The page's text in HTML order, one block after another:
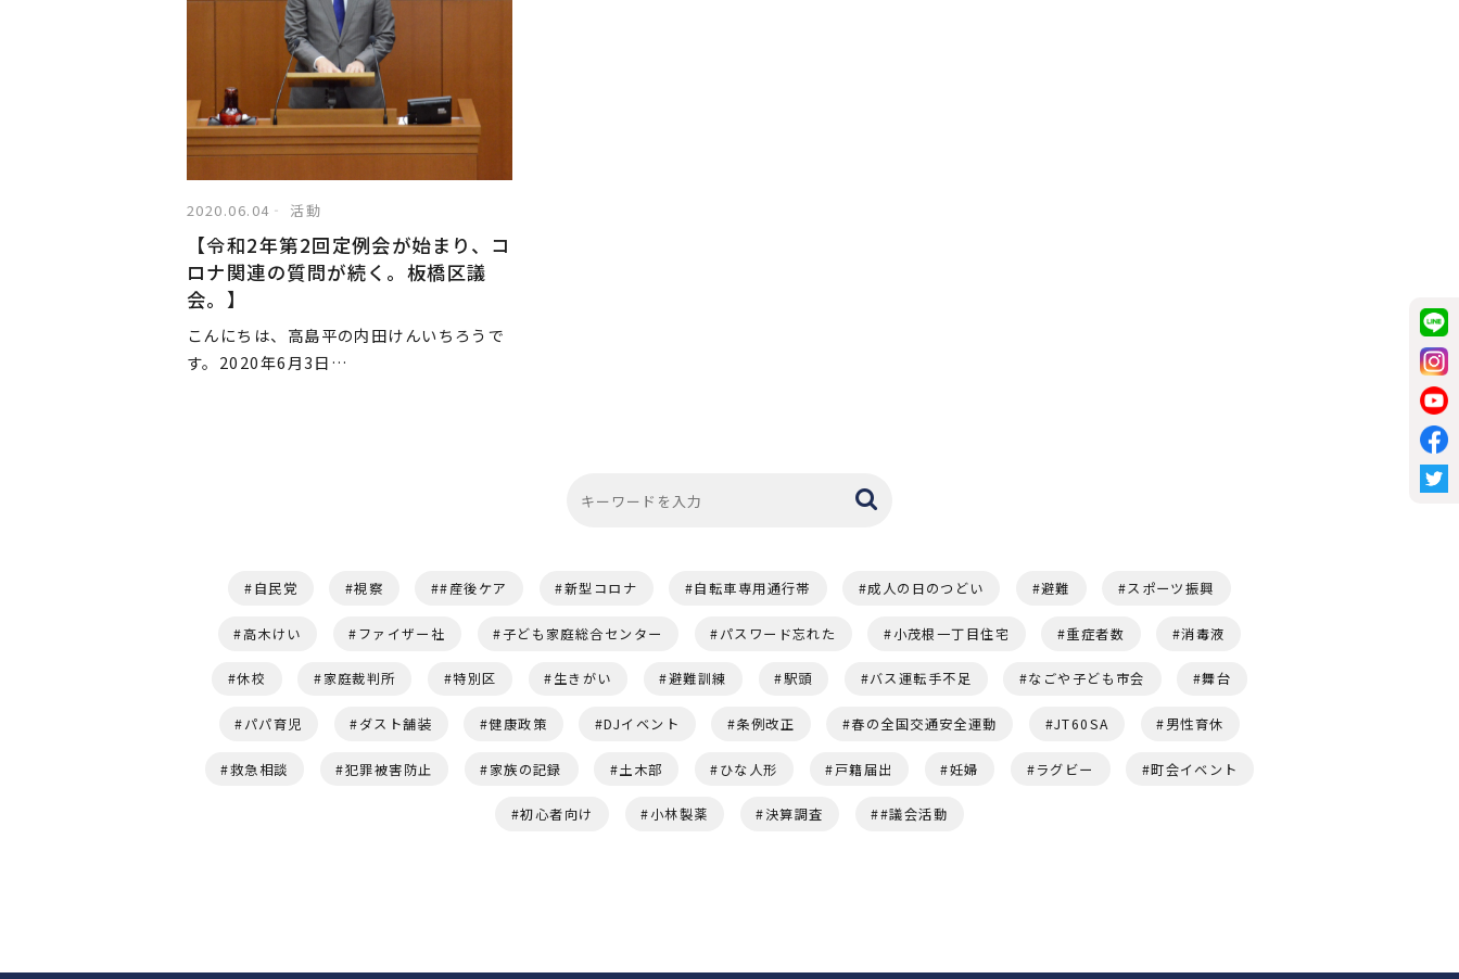
2020.06.04 活動
【令和2年第2回定例会が始まり、コ
ロナ関連の質問が続く。板橋区議
会。】
こんにちは、高島平の内田けんいちろうで
す。2020年6月3日…
自民党 視察 #産後ケア 新型コロナ 自転車専用通行帯 成人の日のつどい 避難 スポーツ振興
高木けい ファイザー社 子ども家庭総合センター パスワード忘れた 小茂根一丁目住宅 重症者数 消毒液
休校 家庭裁判所 特別区 生きがい 避難訓練 駅頭 バス運転手不足 なごや子ども市会 舞台
パパ育児 ダスト舗装 健康政策 DJイベント 条例改正 春の全国交通安全運動 JT60SA 男性育休
救急相談 犯罪被害防止 家族の記録 土木部 ひな人形 戸籍届出 妊婦 ラグビー 町会イベント
初心者向け 小林製薬 決算調査 #議会活動